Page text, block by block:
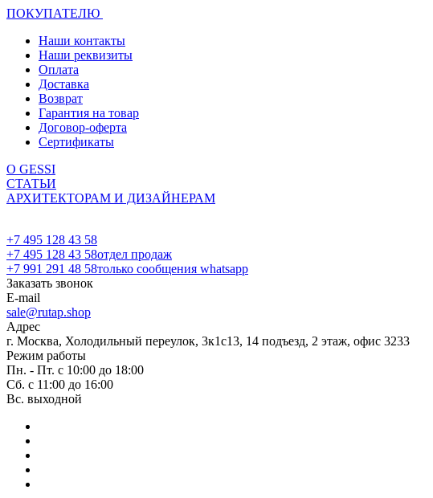
ПОКУПАТЕЛЮ
Наши контакты
Наши реквизиты
Оплата
Доставка
Возврат
Гарантия на товар
Договор-оферта
Сертификаты
О GESSI
СТАТЬИ
АРХИТЕКТОРАМ И ДИЗАЙНЕРАМ
+7 495 128 43 58
+7 495 128 43 58отдел продаж
+7 991 291 48 58только сообщения whatsapp
Заказать звонок
E-mail
sale@rutap.shop
Адрес
г. Москва, Холодильный переулок, 3к1с13, 14 подъезд, 2 этаж, офис 3233
Режим работы
Пн. - Пт. с 10:00 до 18:00
Сб. с 11:00 до 16:00
Вс. выходной